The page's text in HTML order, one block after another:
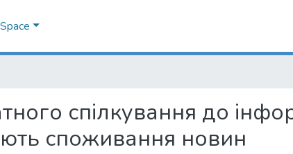
спілкування до
споживання новин